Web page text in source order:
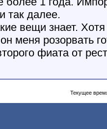
так далее.
вещи знает.
меня розорвать
фиата от
Текущее